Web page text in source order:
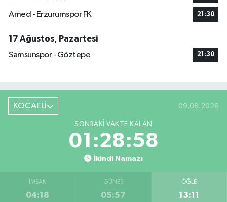
Amed - Erzurumspor FK 21:30
17 Ağustos, Pazartesi
Samsunspor - Göztepe
21:30
KOCAELİ 09.08.2026
SONRAKI VAKTE KALAN
01:28:57
İkindi Namazı
İMSAK
04:18
GÜNEŞ
05:57
ÖĞLE
13:11